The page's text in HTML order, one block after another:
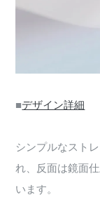
■デザイン詳細
シンプルなスト
れ、反面は鏡面
います。